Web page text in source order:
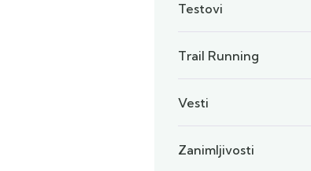
Testovi
Trail Running
Vesti
Zanimljivosti